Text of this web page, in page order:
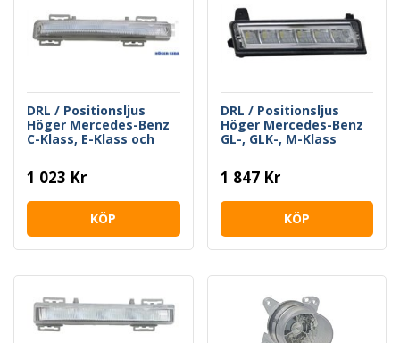
DRL / Positionsljus
Höger Mercedes-Benz
C-Klass, E-Klass och
1 023 Kr
KÖP
DRL / Positionsljus
Höger Mercedes-Benz
GL-, GLK-, M-Klass
1 847 Kr
KÖP